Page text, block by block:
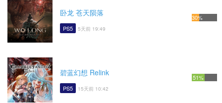
卧龙 苍天陨落
PS5 5天前 19:49
30%
碧蓝幻想 Relink
PS5 15天前 10:42
51%